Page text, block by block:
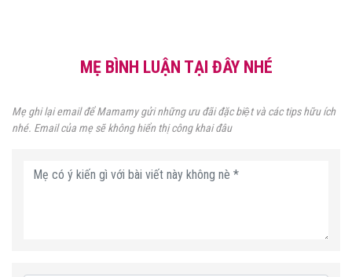
MẸ BÌNH LUẬN TẠI ĐÂY NHÉ
Mẹ ghi lại email để Mamamy gửi những ưu đãi đặc biệt và các tips hữu ích
nhé. Email của mẹ sẽ không hiển thị công khai đâu